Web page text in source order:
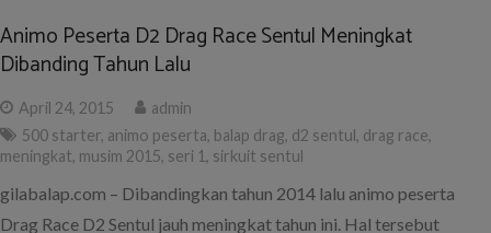
Animo Peserta D2 Drag Race Sentul Meningkat
Dibanding Tahun Lalu
April 24, 2015
admin
500 starter, animo peserta, balap drag, d2 sentul, drag race,
meningkat, musim 2015, seri 1 , sirkuit sentul
gilabalap.com – Dibandingkan tahun 2014 lalu animo peserta
Drag Race D2 Sentul jauh meningkat tahun ini. Hal tersebut